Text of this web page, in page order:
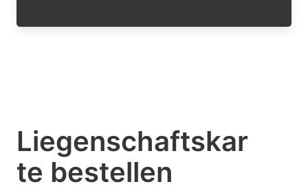
Liegenschaftskar
te bestellen